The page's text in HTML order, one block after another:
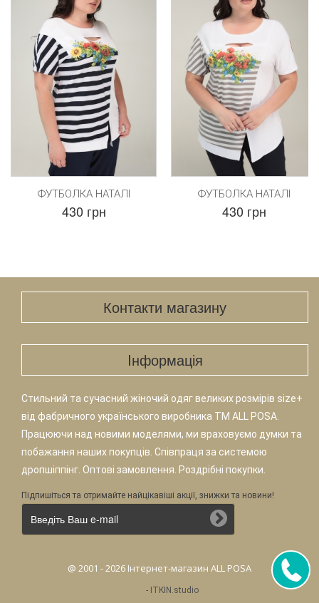
ФУТБОЛКА НАТАЛІ
430 грн
ФУТБОЛКА НАТАЛІ
430 грн
Контакти магазину
Iнформація
Стильний та сучасний жіночий одяг великих розмірів size+
від фабричного українського виробника TM ALL POSA.
Працюючи над новими моделями, ми враховуємо думки та
побажання наших покупців. Співпраця за системою
дропшіппінг. Оптові замовлення. Роздрібні покупки.
Підпишіться та отримайте найцікавіші акції, знижки та новини!
@ 2001 - 2026 Інтернет-магазин ALL POSA
- ITKIN.studio